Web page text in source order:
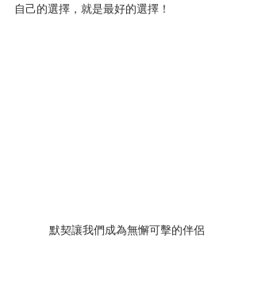
自己的選擇，就是最好的選擇！
默契讓我們成為無懈可擊的伴侶